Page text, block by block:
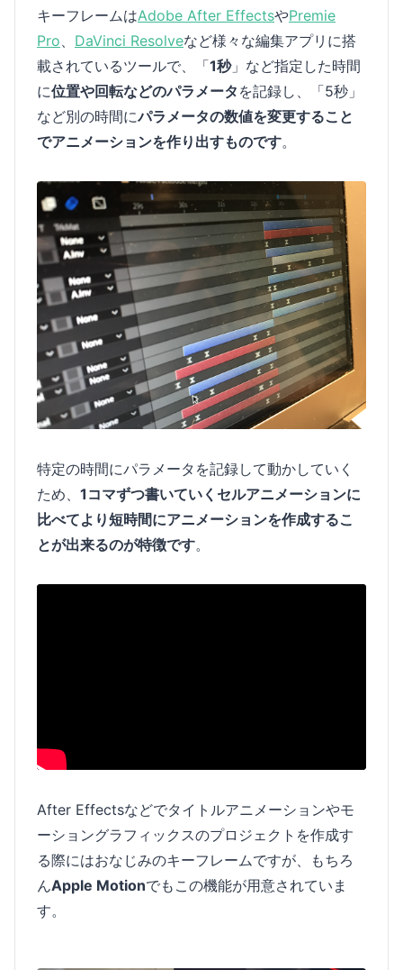
キーフレームはAdobe After EffectsやPremie
Pro、 DaVinci Resolveなど様々な編集アプリに搭
載されているツールで、「1秒」など指定した時間
に位置や回転などのパラメータ を記録し、「5秒」
など別の時間にパラメータの数値を変更すること
でアニメーションを作り出すものです。
特定の時間にパラメータを記録して動かしていく
ため、 1コマずつ書いていくセルアニメーションに
比べてより短時間にアニメーションを作成するこ
とが出来るのが特徴です。
After Effectsなどでタイトルアニメーションやモ
ーショングラフィックスのプロジェクトを作成す
る際にはおなじみのキーフレームですが、もちろ
んApple Motionでもこの機能が用意されていま
す。